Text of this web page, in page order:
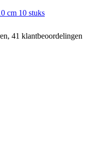
cm 10 stuks
41 klantbeoordelingen